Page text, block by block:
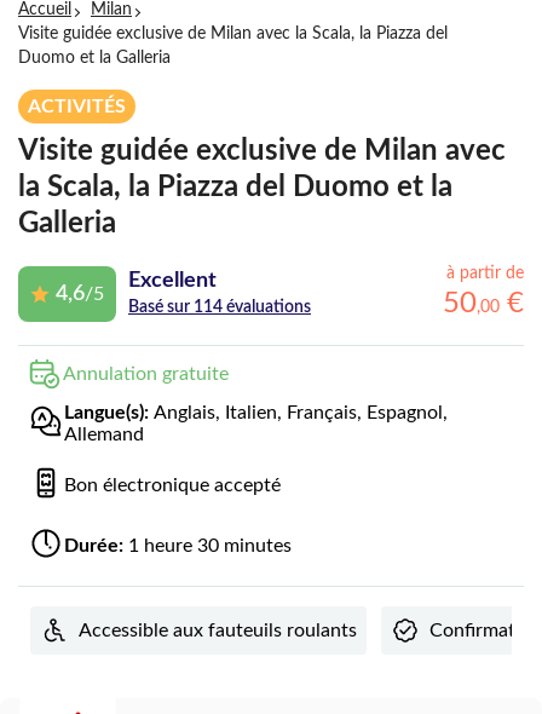
Accueil
Milan
Visite guidée exclusive de Milan avec la Scala, la Piazza del
Duomo et la Galleria
ACTIVITÉS
Visite guidée exclusive de Milan avec
la Scala, la Piazza del Duomo et la
Galleria
4,6/5
Excellent
Basé sur 114 évaluations
à partir de
50,00 €
Annulation gratuite
Langue(s): Anglais, Italien, Français, Espagnol,
Allemand
Bon électronique accepté
Durée: 1 heure 30 minutes
Accessible aux fauteuils roulants